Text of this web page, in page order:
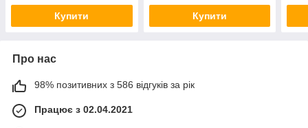
Купити Купити
Про нас
98% позитивних з 586 відгуків за рік
Працює з 02.04.2021